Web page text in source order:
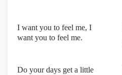
I want you to feel me, I
want you to feel me.
Do your days get a little